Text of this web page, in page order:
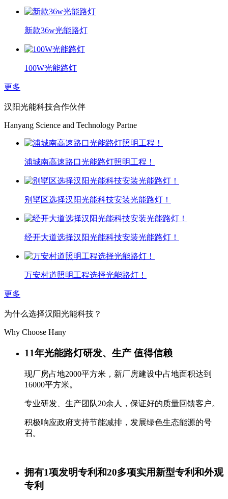
新款36w光能路灯
100W光能路灯
更多
汉阳光能科技合作伙伴
Hanyang Science and Technology Partne
浦城南高速路口光能路灯照明工程！
别墅区选择汉阳光能科技安装光能路灯！
经开大道选择汉阳光能科技安装光能路灯！
万安村道照明工程选择光能路灯！
更多
为什么选择汉阳光能科技？
Why Choose Hany
11年光能路灯研发、生产 值得信赖
现厂房占地2000平方米，新厂房建设中占地面积达到
16000平方米。
专业研发、生产团队20余人，保证好的质量回馈客户。
积极响应政府支持节能减排，发展绿色生态能源的号
召。
拥有1项发明专利和20多项实用新型专利和外观
专利